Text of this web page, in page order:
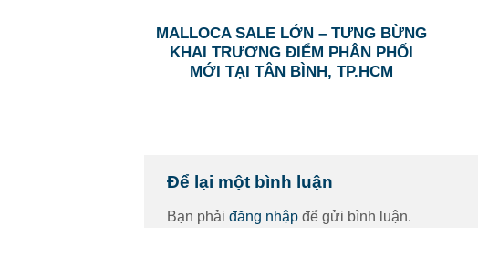
MALLOCA SALE LỚN – TƯNG BỪNG
KHAI TRƯƠNG ĐIỂM PHÂN PHỐI
MỚI TẠI TÂN BÌNH, TP.HCM
Để lại một bình luận
Bạn phải đăng nhậpđể gửi bình luận.